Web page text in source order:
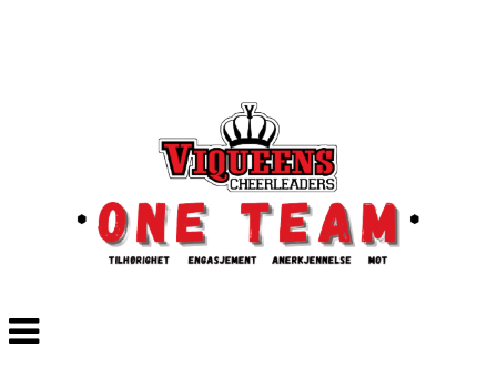
Veksle
navigasjon